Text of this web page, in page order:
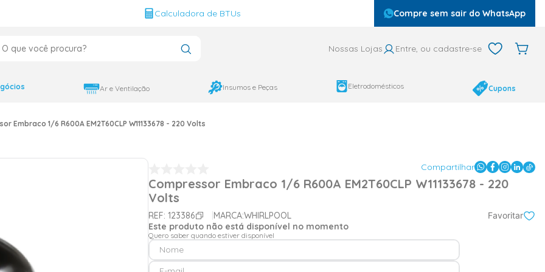
Calculadora de BTUs Compre sem sair do WhatsApp
Nossas Lojas Entre, ou cadastre-se
Ar e Ventilação Insumos e Peças Eletrodomésticos Cupons
Embraco 1/6 R600A EM2T60CLP W11133678 - 220 Volts
Compartilhar
Compressor Embraco 1/6 R600A EM2T60CLP W11133678 - 220
Volts
REF: 123386 MARCA:WHIRLPOOL Favoritar
Este produto não está disponível no momento
Quero saber quando estiver disponível